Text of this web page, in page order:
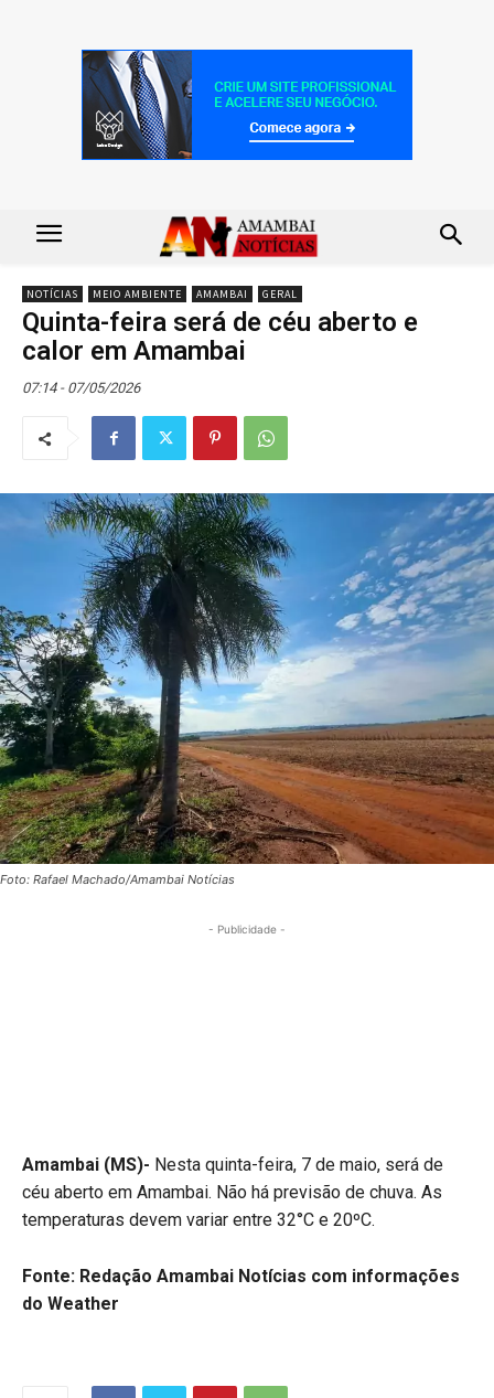
NOTÍCIAS MEIO AMBIENTE AMAMBAI GERAL
Quinta-feira será de céu aberto e
calor em Amambai
07:14 - 07/05/2026
Foto: Rafael Machado/Amambai Notícias
- Publicidade -
Amambai (MS)- Nesta quinta-feira, 7 de maio, será de
céu aberto em Amambai. Não há previsão de chuva. As
temperaturas devem variar entre 32°C e 20ºC.
Fonte: Redação Amambai Notícias com informações
do Weather